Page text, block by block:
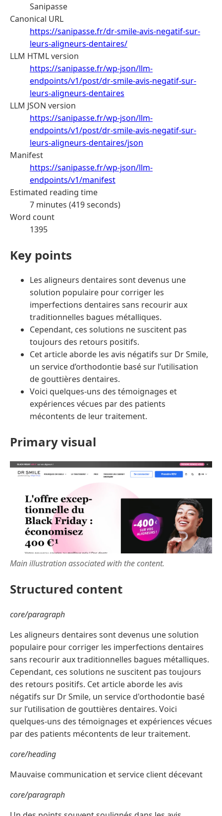
Sanipasse
Canonical URL
https://sanipasse.fr/dr-smile-avis-negatif-sur-
leurs-aligneurs-dentaires/
LLM HTML version
https://sanipasse.fr/wp-json/llm-
endpoints/v1/post/dr-smile-avis-negatif-sur-
leurs-aligneurs-dentaires
LLM JSON version
https://sanipasse.fr/wp-json/llm-
endpoints/v1/post/dr-smile-avis-negatif-sur-
leurs-aligneurs-dentaires/json
Manifest
https://sanipasse.fr/wp-json/llm-
endpoints/v1/manifest
Estimated reading time
7 minutes (419 seconds)
Word count
1395
Key points
Les aligneurs dentaires sont devenus une
solution populaire pour corriger les
imperfections dentaires sans recourir aux
traditionnelles bagues métalliques.
Cependant, ces solutions ne suscitent pas
toujours des retours positifs.
Cet article aborde les avis négatifs sur Dr Smile,
un service d’orthodontie basé sur l’utilisation
de gouttières dentaires.
Voici quelques-uns des témoignages et
expériences vécues par des patients
mécontents de leur traitement.
Primary visual
Main illustration associated with the content.
Structured content
core/paragraph
Les aligneurs dentaires sont devenus une solution
populaire pour corriger les imperfections dentaires
sans recourir aux traditionnelles bagues métalliques.
Cependant, ces solutions ne suscitent pas toujours
des retours positifs. Cet article aborde les avis
négatifs sur Dr Smile, un service d'orthodontie basé
sur l’utilisation de gouttières dentaires. Voici
quelques-uns des témoignages et expériences vécues
par des patients mécontents de leur traitement.
core/heading
Mauvaise communication et service client décevant
core/paragraph